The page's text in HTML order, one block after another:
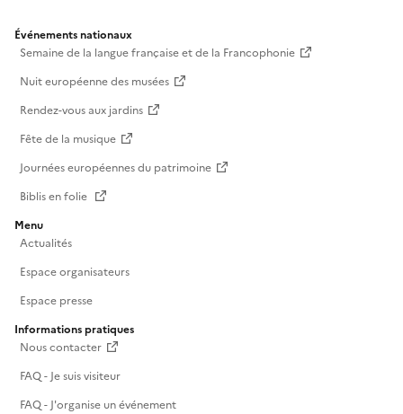
Événements nationaux
Semaine de la langue française et de la Francophonie
Nuit européenne des musées
Rendez-vous aux jardins
Fête de la musique
Journées européennes du patrimoine
Biblis en folie
Menu
Actualités
Espace organisateurs
Espace presse
Informations pratiques
Nous contacter
FAQ - Je suis visiteur
FAQ - J'organise un événement